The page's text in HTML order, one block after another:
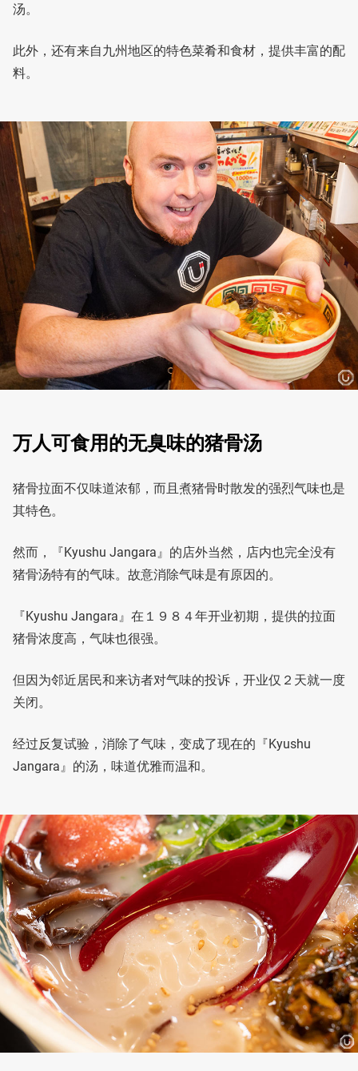
汤。
此外，还有来自九州地区的特色菜肴和食材，提供丰富的配
料。
万人可食用的无臭味的猪骨汤
猪骨拉面不仅味道浓郁，而且煮猪骨时散发的强烈气味也是
其特色。
然而，『Kyushu Jangara』的店外当然，店内也完全没有
猪骨汤特有的气味。故意消除气味是有原因的。
『Kyushu Jangara』在１９８４年开业初期，提供的拉面
猪骨浓度高，气味也很强。
但因为邻近居民和来访者对气味的投诉，开业仅２天就一度
关闭。
经过反复试验，消除了气味，变成了现在的『Kyushu
Jangara』的汤，味道优雅而温和。